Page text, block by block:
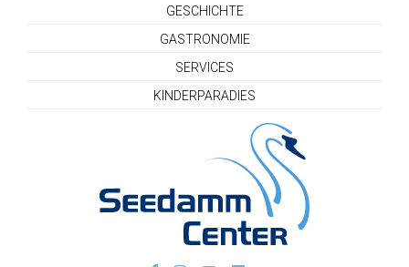
GESCHICHTE
GASTRONOMIE
SERVICES
KINDERPARADIES
Seedamm-Center